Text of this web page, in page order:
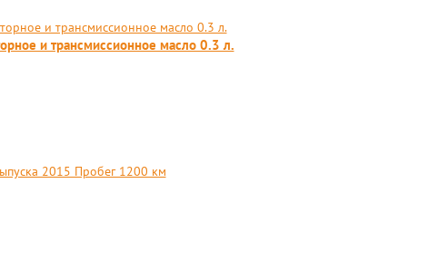
и трансмиссионное масло 0.3 л.
2015 Пробег 1200 км